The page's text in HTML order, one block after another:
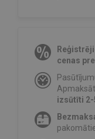
cenas
izsūtīti 2-